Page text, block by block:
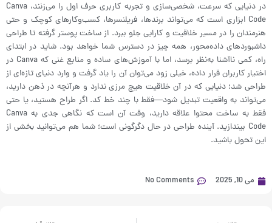
در دنیایی که سرعت، شخصی‌سازی و تجربه کاربری حرف اول را می‌زنند، Canva
Code ابزاری است که می‌تواند برندها، فریلنسرها، کسب‌وکارهای کوچک و حتی
هنرمندان را در مسیر خلاقیت و کارایی جلو ببرد. از ساخت پوستر گرفته تا طراحی
داشبوردهای داده‌محور، همه چیز در دسترس شما خواهد بود. شاید در ابتدای
راه، کمی ناآشنا به‌نظر برسد، اما با آموزش‌های ساده و منابع غنی که Canva در
اختیار کاربران قرار داده، خیلی زود می‌توان آن را یاد گرفت و وارد دنیای تازه‌ای از
طراحی شد؛ دنیایی که در آن خلاقیت هیچ مرزی ندارد و هرآنچه در ذهن دارید،
می‌تواند به واقعیت تبدیل شود—فقط با چند خط کد. اگر طراح هستید، یا حتی
فقط به ساخت محتوا علاقه دارید، وقت آن است که نگاهی جدی به Canva
Code بیندازید. آینده طراحی در حال دگرگونی است؛ شما هم می‌توانید بخشی از
این تحول باشید.
می 10, 2025 No Comments